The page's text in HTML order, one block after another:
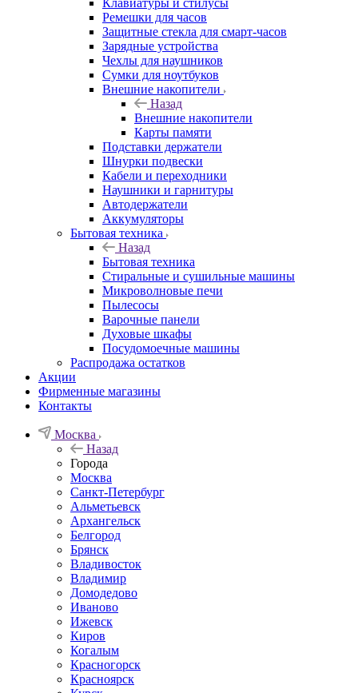
Клавиатуры и стилусы
Ремешки для часов
Защитные стекла для смарт-часов
Зарядные устройства
Чехлы для наушников
Сумки для ноутбуков
Внешние накопители
Назад
Внешние накопители
Карты памяти
Подставки держатели
Шнурки подвески
Кабели и переходники
Наушники и гарнитуры
Автодержатели
Аккумуляторы
Бытовая техника
Назад
Бытовая техника
Стиральные и сушильные машины
Микроволновые печи
Пылесосы
Варочные панели
Духовые шкафы
Посудомоечные машины
Распродажа остатков
Акции
Фирменные магазины
Контакты
Москва
Назад
Города
Москва
Санкт-Петербург
Альметьевск
Архангельск
Белгород
Брянск
Владивосток
Владимир
Домодедово
Иваново
Ижевск
Киров
Когалым
Красногорск
Красноярск